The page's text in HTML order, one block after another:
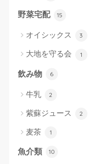
野菜宅配 15
オイシックス 3
大地を守る会 1
飲み物 6
牛乳 2
紫蘇ジュース 2
麦茶 1
魚介類 10